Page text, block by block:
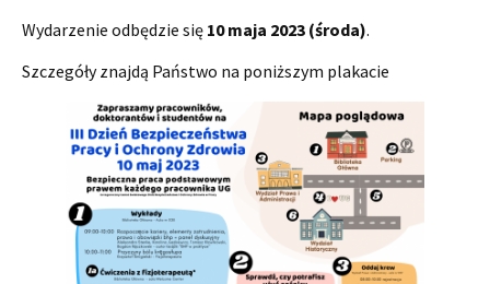
Wydarzenie odbędzie się 10 maja 2023 (środa).
Szczegóły znajdą Państwo na poniższym plakacie